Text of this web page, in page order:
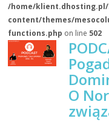
/home/
content/themes/
functions.php on line 502
O